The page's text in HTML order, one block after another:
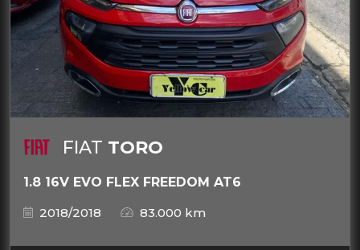
FIAT TORO
1.8 16V EVO FLEX FREEDOM AT6
2018/2018
83.000 km